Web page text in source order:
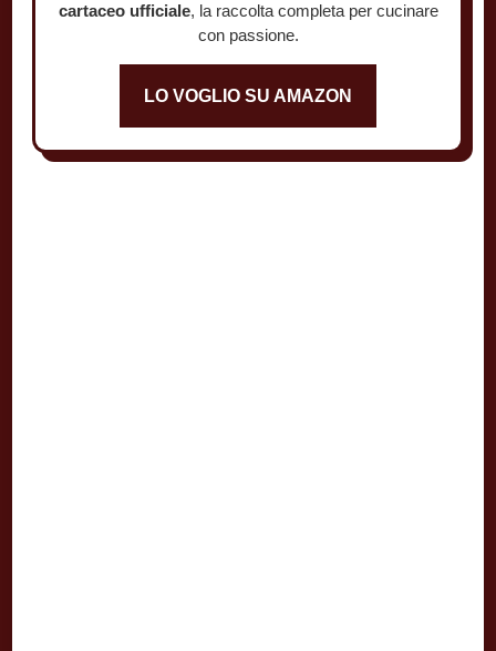
cartaceo ufficiale, la raccolta completa per cucinare
con passione.
LO VOGLIO SU AMAZON